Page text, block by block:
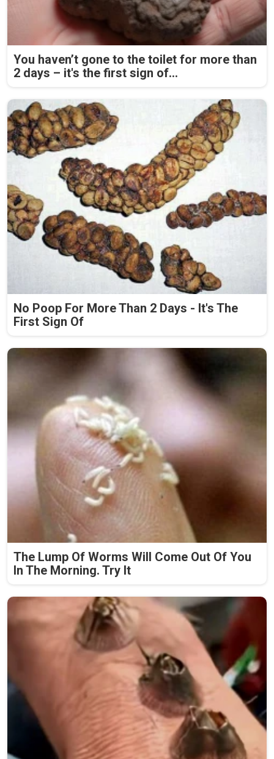
You haven’t gone to the toilet for more than
2 days – it's the first sign of...
No Poop For More Than 2 Days - It's The
First Sign Of
The Lump Of Worms Will Come Out Of You
In The Morning. Try It